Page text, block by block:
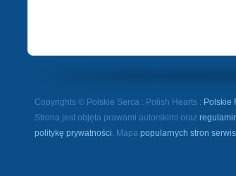
Copyrights © Polskie Serca : Polish Hearts : Polskie
Strona jest objęta prawami autorskimi oraz
politykę prywatności. Mapa popularnych stron